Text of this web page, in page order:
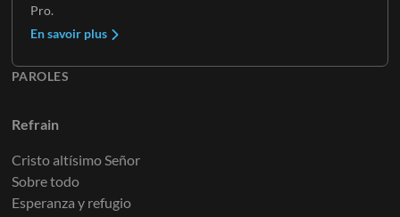
Pro.
En savoir plus
PAROLES
Refrain
Cristo altísimo Señor
Sobre todo
Esperanza y refugio